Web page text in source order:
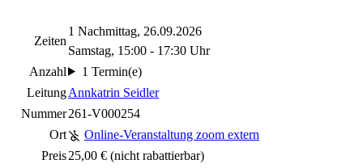
Zeiten
1 Nachmittag, 26.09.2026
Samstag, 15:00 - 17:30 Uhr
Anzahl
1 Termin(e)
LeitungAnnkatrin Seidler
Nummer261-V000254
Ort
Online-Veranstaltung zoom extern
Preis25,00 € (nicht rabattierbar)